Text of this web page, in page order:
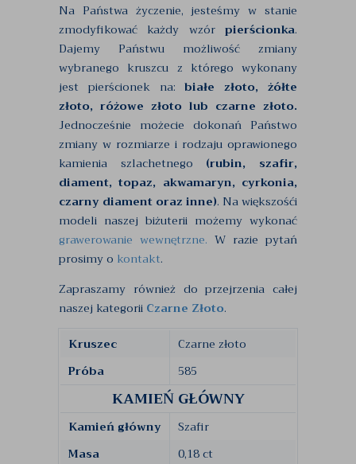
Na Państwa życzenie, jesteśmy w stanie
zmodyfikować każdy wzór pierścionka.
Dajemy Państwu możliwość zmiany
wybranego kruszcu z którego wykonany
jest pierścionek na:białe złoto, żółte
złoto, różowe złoto lub czarne złoto.
Jednocześnie możecie dokonań Państwo
zmiany w rozmiarze i rodzaju oprawionego
kamienia szlachetnego (rubin, szafir,
diament, topaz, akwamaryn, cyrkonia,
czarny diament oraz inne). Na większośći
modeli naszej biżuterii możemy wykonać
grawerowanie wewnętrzne. W razie pytań
prosimy o kontakt.
Zapraszamy również do przejrzenia całej
naszej kategorii Czarne Złoto.
Kruszec
Czarne złoto
Próba
585
KAMIEŃ GŁÓWNY
Kamień główny
Szafir
Masa
0,18 ct